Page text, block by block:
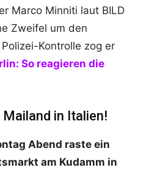
Marco Minniti laut BILD
Zweifel um den
Kontrolle zog er
So reagieren die
in Italien!
Abend raste ein
am Kudamm in